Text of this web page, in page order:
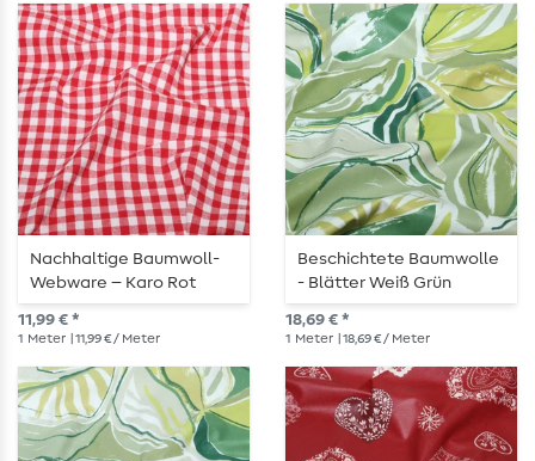
Nachhaltige Baumwoll-
Webware – Karo Rot
11,99 € *
1 Meter | 11,99 € / Meter
Beschichtete Baumwolle
- Blätter Weiß Grün
18,69 € *
1 Meter | 18,69 € / Meter